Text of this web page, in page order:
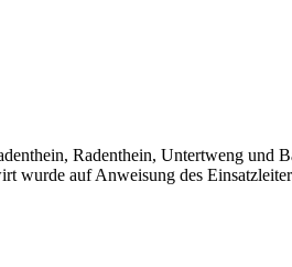
Radenthein, Untertweng und
auf Anweisung des